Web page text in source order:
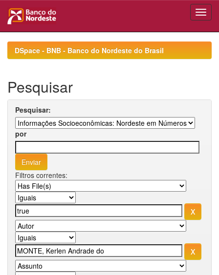
navigationDSpace - BNB - Banco do Nordeste do Brasil
Pesquisar
Pesquisar:
por
Filtros correntes: